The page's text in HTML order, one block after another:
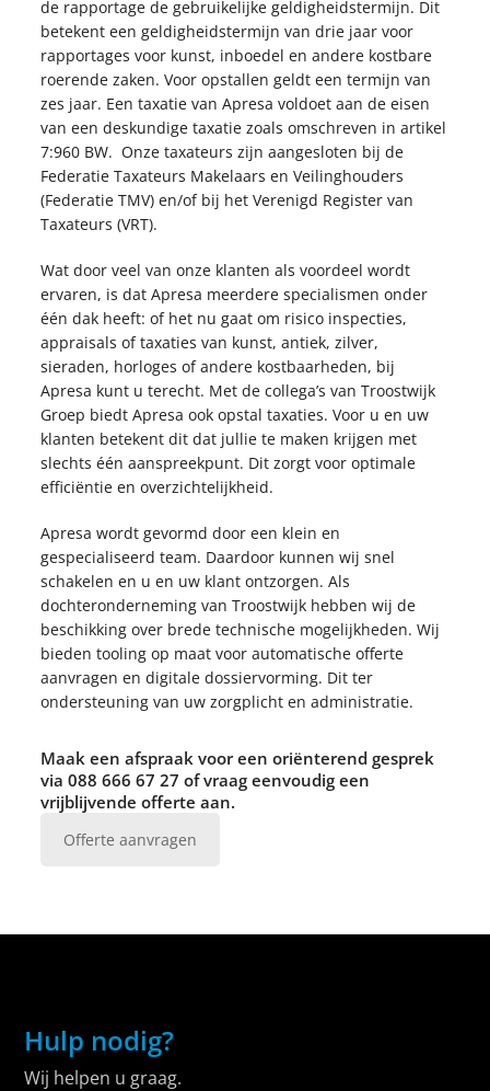
de rapportage de gebruikelijke geldigheidstermijn. Dit
betekent een geldigheidstermijn van drie jaar voor
rapportages voor kunst, inboedel en andere kostbare
roerende zaken. Voor opstallen geldt een termijn van
zes jaar. Een taxatie van Apresa voldoet aan de eisen
van een deskundige taxatie zoals omschreven in artikel
7:960 BW. Onze taxateurs zijn aangesloten bij de
Federatie Taxateurs Makelaars en Veilinghouders
(Federatie TMV) en/of bij het Verenigd Register van
Taxateurs (VRT).
Wat door veel van onze klanten als voordeel wordt
ervaren, is dat Apresa meerdere specialismen onder
één dak heeft: of het nu gaat om risico inspecties,
appraisals of taxaties van kunst, antiek, zilver,
sieraden, horloges of andere kostbaarheden, bij
Apresa kunt u terecht. Met de collega’s van Troostwijk
Groep biedt Apresa ook opstal taxaties. Voor u en uw
klanten betekent dit dat jullie te maken krijgen met
slechts één aanspreekpunt. Dit zorgt voor optimale
efficiëntie en overzichtelijkheid.
Apresa wordt gevormd door een klein en
gespecialiseerd team. Daardoor kunnen wij snel
schakelen en u en uw klant ontzorgen. Als
dochteronderneming van Troostwijk hebben wij de
beschikking over brede technische mogelijkheden. Wij
bieden tooling op maat voor automatische offerte
aanvragen en digitale dossiervorming. Dit ter
ondersteuning van uw zorgplicht en administratie.
Maak een afspraak voor een oriënterend gesprek
via 088 666 67 27 of vraag eenvoudig een
vrijblijvende offerte aan.
Offerte aanvragen
Hulp nodig?
Wij helpen u graag.